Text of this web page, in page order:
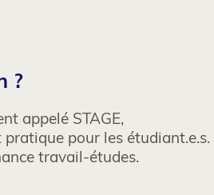
?
appelé STAGE,
pratique pour les étudiant.e.s.
travail-études.